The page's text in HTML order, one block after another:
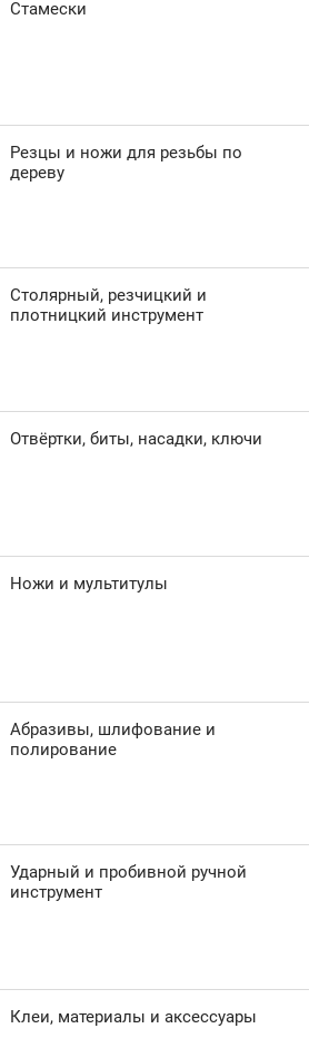
Стамески
Резцы и ножи для резьбы по
дереву
Столярный, резчицкий и
плотницкий инструмент
Отвёртки, биты, насадки, ключи
Ножи и мультитулы
Абразивы, шлифование и
полирование
Ударный и пробивной ручной
инструмент
Клеи, материалы и аксессуары